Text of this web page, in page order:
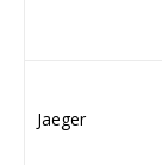
Jaeger